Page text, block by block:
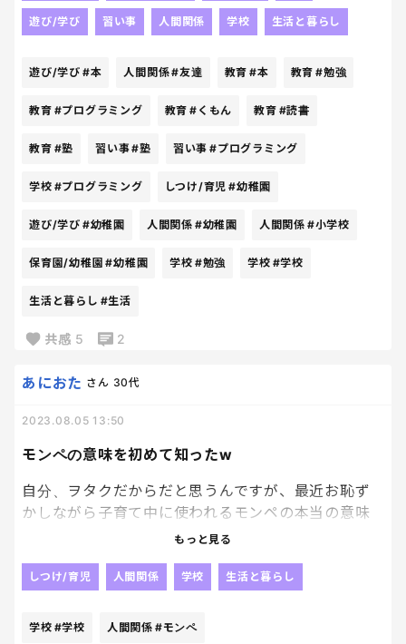
頭になさそう笑。せめて、読書（といっても小さい子
向けの文字が少ない絵本w）はまあまあ好きだからい
遊び/学び 習い事 人間関係 学校 生活と暮らし
遊び/学び #本 人間関係#友達 教育 #本 教育 #勉強
教育 #プログラミング 教育 #くもん 教育 #読書
教育 #塾 習い事#塾 習い事 #プログラミング
学校 #プログラミング しつけ/育児 #幼稚園
遊び/学び #幼稚園 人間関係 #幼稚園 人間関係 #小学校
保育園/幼稚園 #幼稚園 学校 #勉強 学校 #学校
生活と暮らし #生活
共感 5 2
モンペの意味を初めて知ったw
あにおた さん 30代
2023.08.05 13:50
自分、ヲタクだからだと思うんですが、最近お恥ず
かしながら子育て中に使われるモンペの本当の意味
を知りました笑。推しに対する気持ちが強すぎると
度ないちゃもんを杖や過保護な親御様のことをモン
ね！そんな親御様、ほんとに下界にいらっしゃるん
もっと見る
しつけ/育児 人間関係 学校 生活と暮らし
学校 #学校 人間関係 #モンペ